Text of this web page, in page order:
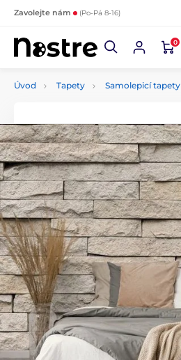
Zavolejte nám (Po-Pá 8-16)
0
Úvod Tapety Samolepicí tapety